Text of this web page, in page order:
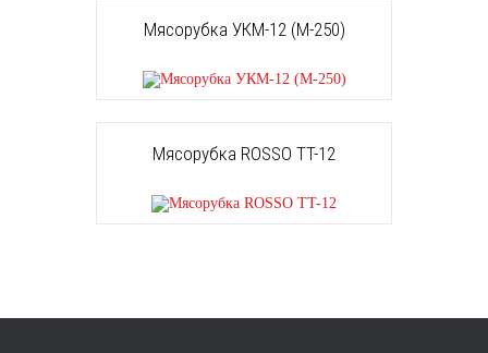
Мясорубка УКМ-12 (М-250)
Мясорубка ROSSO TT-12